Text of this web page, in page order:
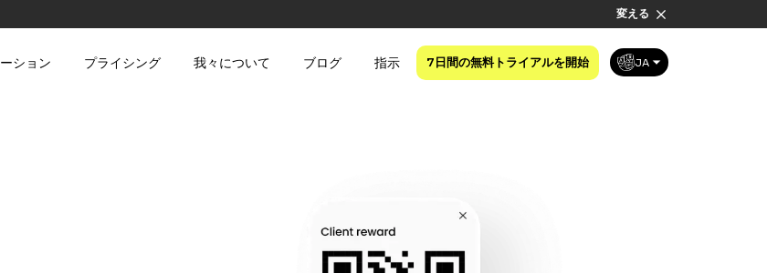
変える
ション プライシング 我々について ブログ 指示 7日間の無料トライアルを開始 JA